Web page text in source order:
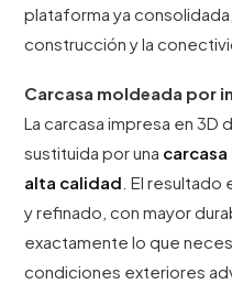
plataforma ya
construcción y la
Carcasa moldeada por
La carcasa impresa en 3D
sustituida por una
alta calidad . El
y refinado, con mayor
exactamente lo que
condiciones exteriores